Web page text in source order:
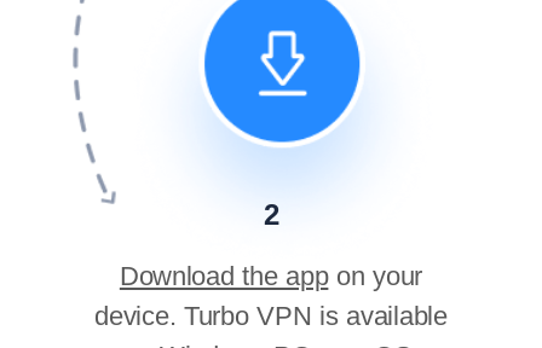
2
Download the appon your
device. Turbo VPN is available